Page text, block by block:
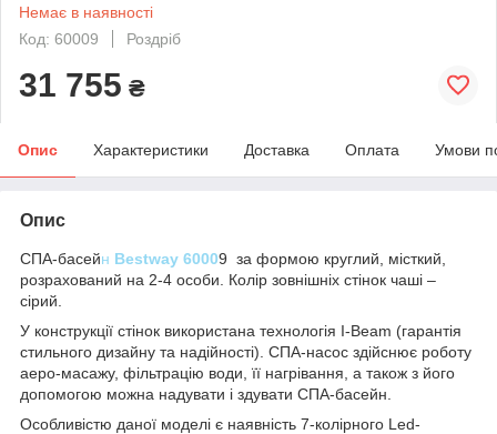
Немає в наявності
Код: 60009
Роздріб
31 755 ₴
Опис Характеристики Доставка Оплата Умови
Опис
СПА-басейн Bestway 60009 за формою круглий, місткий,
розрахований на 2-4 особи. Колір зовнішніх стінок чаші –
сірий.
У конструкції стінок використана технологія I-Beam (гарантія
стильного дизайну та надійності). СПА-насос здійснює роботу
аеро-масажу, фільтрацію води, її нагрівання, а також з його
допомогою можна надувати і здувати СПА-басейн.
Особливістю даної моделі є наявність 7-колірного Led-